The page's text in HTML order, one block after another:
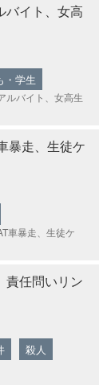
バイト、女高
・学生
ルバイト、女高生
暴走、生徒ケ
車暴走、生徒ケ
責任問いリン
殺人